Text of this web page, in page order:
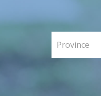
Province